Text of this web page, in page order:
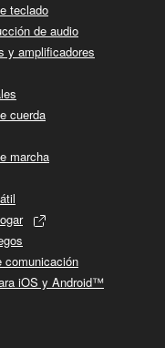
teclado
de audio
y amplificadores
cuerda
marcha
comunicación
iOS y Android™